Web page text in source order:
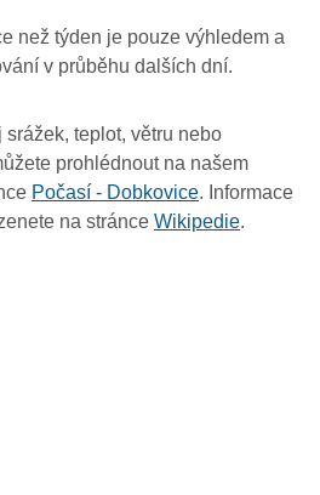
než týden je pouze výhledem a
v průběhu dalších dní.
teplot, větru nebo
prohlédnout na našem
Počasí - Dobkovice. Informace
na stránce Wikipedie.